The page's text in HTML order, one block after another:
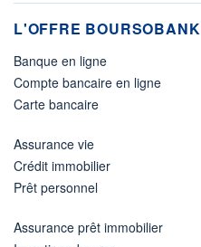
L'OFFRE BOURSOBANK
Banque en ligne
Compte bancaire en ligne
Carte bancaire
Assurance vie
Crédit immobilier
Prêt personnel
Assurance prêt immobilier